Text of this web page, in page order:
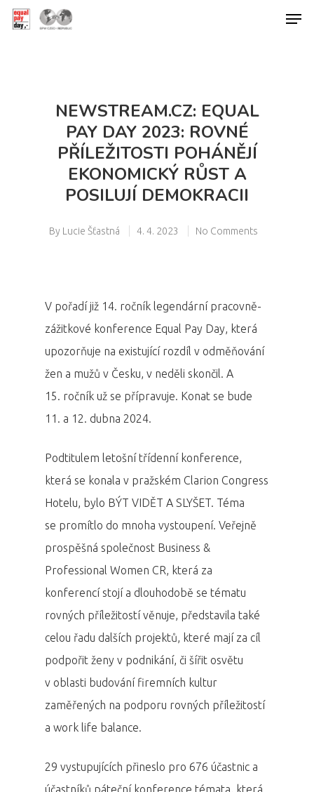
NEWSTREAM.CZ: EQUAL
PAY DAY 2023: ROVNÉ
PŘÍLEŽITOSTI POHÁNĚJÍ
EKONOMICKÝ RŮST A
POSILUJÍ DEMOKRACII
By Lucie Šťastná 4. 4. 2023 No Comments
V pořadí již 14. ročník legendární pracovně-
zážitkové konference Equal Pay Day, která
upozorňuje na existující rozdíl v odměňování
žen a mužů v Česku, v neděli skončil. A
15. ročník už se přípravuje. Konat se bude
11. a 12. dubna 2024.
Podtitulem letošní třídenní konference,
která se konala v pražském Clarion Congress
Hotelu, bylo BÝT VIDĚT A SLYŠET. Téma
se promítlo do mnoha vystoupení. Veřejně
prospěšná společnost Business &
Professional Women CR, která za
konferencí stojí a dlouhodobě se tématu
rovných příležitostí věnuje, představila také
celou řadu dalších projektů, které mají za cíl
podpořit ženy v podnikání, či šířit osvětu
v oblasti budování firemních kultur
zaměřených na podporu rovných příležitostí
a work life balance.
29 vystupujících přineslo pro 676 účastnic a
účastníků páteční konference témata, která